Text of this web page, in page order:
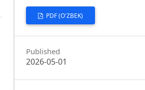
PDF (O'ZBEK)
Published
2026-05-01